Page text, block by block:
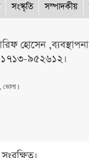
সংস্কৃতি সম্পাদকীয়
হোসেন ,ব্যবস্থাপনা
৯৫২৬১২।
ভোলা।